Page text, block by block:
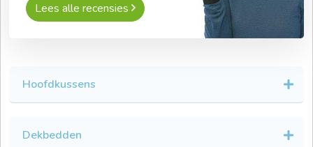
Lees alle recensies
Hoofdkussens
Dekbedden